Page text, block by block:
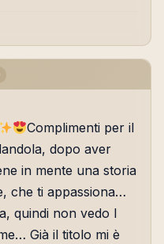
Complimenti per il
dopo aver
in mente una storia
che ti appassiona…
quindi non vedo l
Già il titolo mi è